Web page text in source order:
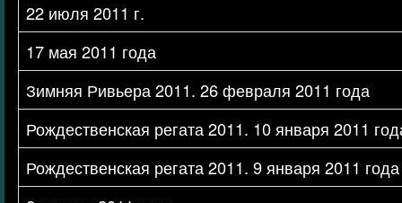
22 июля 2011 г.
17 мая 2011 года
Зимняя Ривьера 2011. 26 февраля 2011 года
Рождественская регата 2011. 10 января 2011
Рождественская регата 2011. 9 января 2011 года